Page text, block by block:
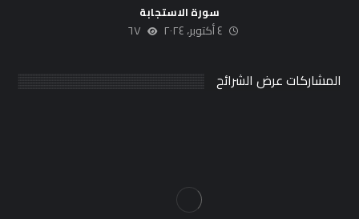
سورة الاستجابة
٤ أكتوبر، ٢٠٢٤ ٦٧
المشاركات عرض الشرائح